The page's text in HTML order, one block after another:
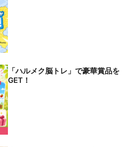
「ハルメク脳トレ」で豪華賞品を
GET！